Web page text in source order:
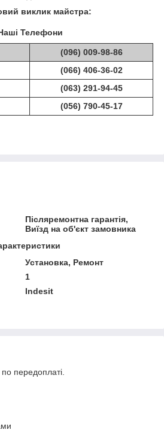
виклик майстра:
Телефони
(096) 009-98-86
(066) 406-36-02
(063) 291-94-45
(056) 790-45-17
Післяремонтна гарантія,
Виїзд на об'єкт замовника
Установка, Ремонт
1
Indesit
передоплаті.